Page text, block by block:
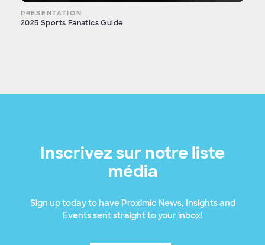
PRESENTATION
2025 Sports Fanatics Guide
Inscrivez sur notre liste
média
Sign up today to have Proximic News, Insights and
Events sent straight to your inbox!